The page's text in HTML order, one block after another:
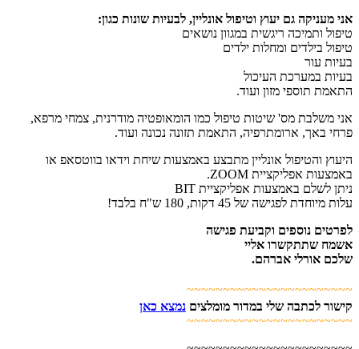
אני מעניקה גם יעוץ וטיפול אונליין, לבעיות שונות כגון:
טיפול ותמיכה ריגשית במגוון נושאים
טיפול בילדים ומחלות ילדים
בעיות עור
בעיות במערכת העיכול
התאמת תוספי מזון ועוד.
אני משלבת מס' שיטות טיפול כמו הומאופטיה מודרנית, צמחי מרפא,
פרחי באך, ארומתרפיה, התאמת תזונה נכונה ועוד.
היעוץ והטיפול אונליין מתבצע באמצעות שיחת וידאו בווטסאפ או
באמצעות אפליקציית ZOOM.
ניתן לשלם באמצעות אפליקציית BIT
עלות מיוחדת לפגישה של 45 דקות, 180 ש"ח בלבד!
לפרטים נוספים וקביעת פגישה
אשמח שתתקשרו אליי
שלכם אורלי אברהם.
~~~~~~~~~~~~~~~~~~~~~~~
קישור לכתבה שלי במדור מומלצים נמצא כאן
~~~~~~~~~~~~~~~~~~~~~~~